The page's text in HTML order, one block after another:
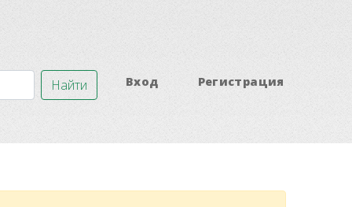
Найти Вход Регистрация